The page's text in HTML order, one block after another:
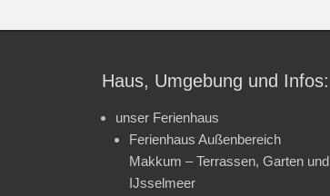
Haus, Umgebung und Infos:
unser Ferienhaus
Ferienhaus Außenbereich
Makkum – Terrassen, Garten und
IJsselmeer